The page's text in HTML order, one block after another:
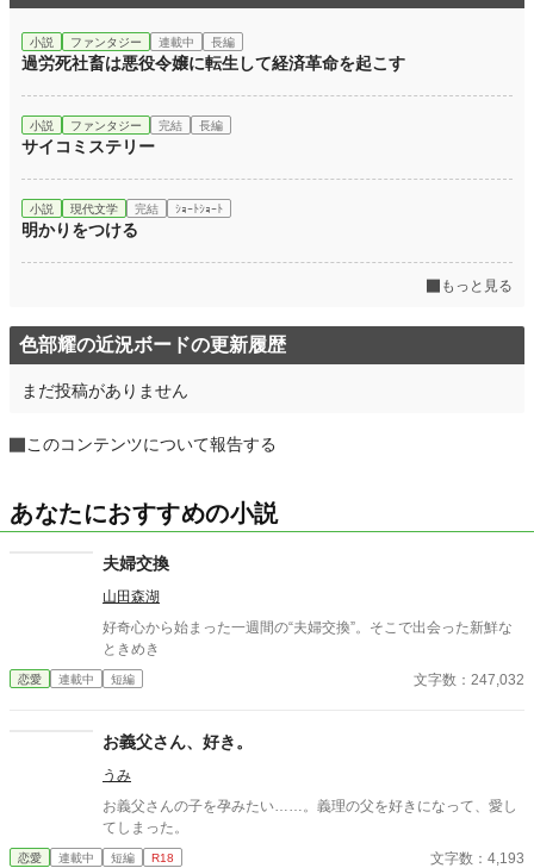
小説 ファンタジー 連載中 長編
過労死社畜は悪役令嬢に転生して経済革命を起こす
小説 ファンタジー 完結 長編
サイコミステリー
小説 現代文学 完結 ｼｮｰﾄｼｮｰﾄ
明かりをつける
もっと見る
色部耀の近況ボードの更新履歴
まだ投稿がありません
このコンテンツについて報告する
あなたにおすすめの小説
夫婦交換
山田森湖
好奇心から始まった一週間の“夫婦交換”。そこで出会った新鮮な
ときめき
恋愛 連載中 短編 文字数：247,032
お義父さん、好き。
うみ
お義父さんの子を孕みたい……。義理の父を好きになって、愛し
てしまった。
恋愛 連載中 短編 R18 文字数：4,193